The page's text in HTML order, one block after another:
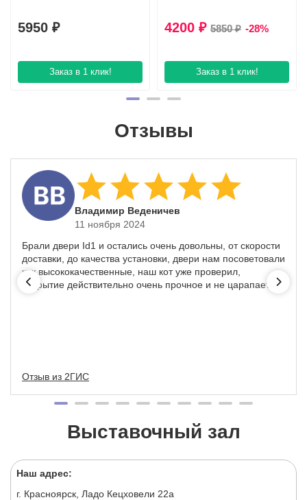
5950 ₽
Заказ в 1 клик!
5850 ₽
4200 ₽ -28%
Заказ в 1 клик!
Отзывы
​Владимир Веденичев
11 ноября 2024
Брали двери Id1 и остались очень довольны, от скорости
доставки, до качества установки, двери нам посоветовали
как высококачественные, наш кот уже проверил,
покрытие действительно очень прочное и не царапается
Отзыв из 2ГИС
Выставочный зал
Наш адрес:
г. Красноярск, Ладо Кецховели 22а